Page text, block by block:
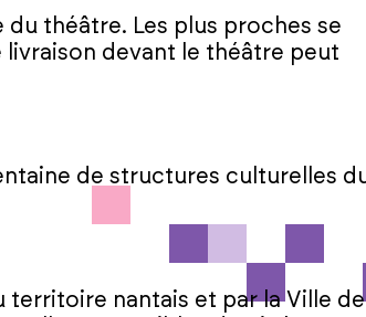
du théâtre. Les plus proches se
livraison devant le théâtre peut
de structures culturelles
nantais et par la Ville de